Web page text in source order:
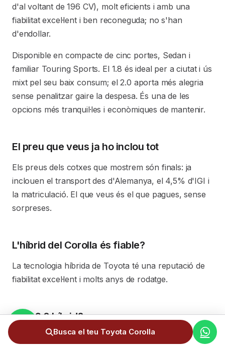
d'al voltant de 196 CV), molt eficients i amb una
fiabilitat excel·lent i ben reconeguda; no s'han
d'endollar.
Disponible en compacte de cinc portes, Sedan i
familiar Touring Sports. El 1.8 és ideal per a ciutat i ús
mixt pel seu baix consum; el 2.0 aporta més alegria
sense penalitzar gaire la despesa. És una de les
opcions més tranquil·les i econòmiques de mantenir.
El preu que veus ja ho inclou tot
Els preus dels cotxes que mostrem són finals: ja
inclouen el transport des d'Alemanya, el 4,5% d'IGI i
la matriculació. El que veus és el que pagues, sense
sorpreses.
L'híbrid del Corolla és fiable?
La tecnologia híbrida de Toyota té una reputació de
fiabilitat excel·lent i molts anys de rodatge.
1.8 o 2.0 híbrid?
El 1.8 és més que suficient i molt eficient per a ciutat i
Busca el teu Toyota Corolla